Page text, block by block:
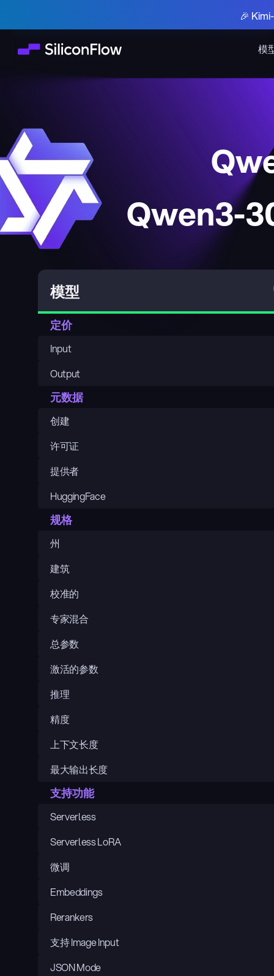
模
🎉
Qwen3-
模型
定价
Input
Output
元数据
创建
许可证
提供者
HuggingFace
规格
州
建筑
校准的
专家混合
总参数
激活的参数
推理
精度
上下文长度
最大输出长度
支持功能
Serverless
Serverless LoRA
微调
Embeddings
Rerankers
支持 Image Input
JSON Mode